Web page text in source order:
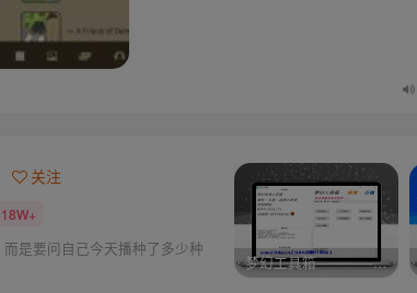
关注
是要问自己今天播种了多少种
梦幻工具箱————-免费